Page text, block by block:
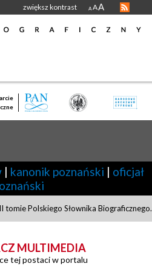
zwiększ kontrast A AA
| kanonik poznański | oficjał
Polskiego Słownika Biograficznego.
MULTIMEDIA
tej postaci w portalu